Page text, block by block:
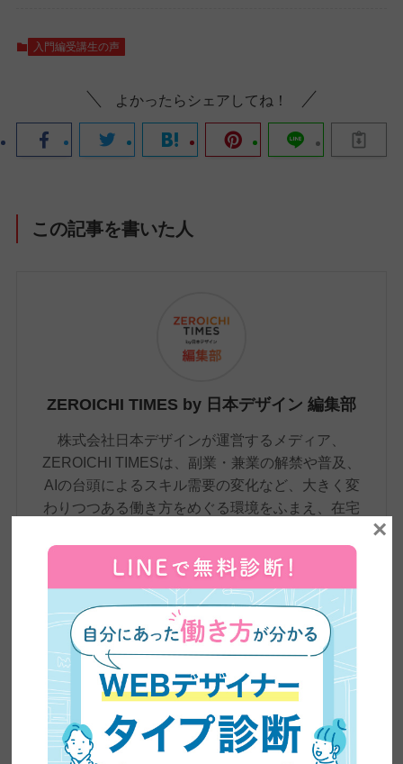
入門編受講生の声
よかったらシェアしてね！
この記事を書いた人
ZEROICHI TIMES by 日本デザイン 編集部
株式会社日本デザインが運営するメディア、
ZEROICHI TIMESは、副業・兼業の解禁や普及、
AIの台頭によるスキル需要の変化など、大きく変
わりつつある働き方をめぐる環境をふまえ、在宅
ザインやWEBライティングなどのリスキリングま
で、これからの時代に必要な情報をわかりやす
く、かつ専門的に発信しています。記事は、自社
の現役クリエイターの知見をもとに制作。未経験
から転職・フリーランスへの転身を果たした4,500
名超の卒業生の実体験や、実際のインタビューも
交えながら、スキル習得からキャリア形成まで、
学びのあらゆる段階で役立つ、正確で信頼性の高
い情報をお届けしています。
×